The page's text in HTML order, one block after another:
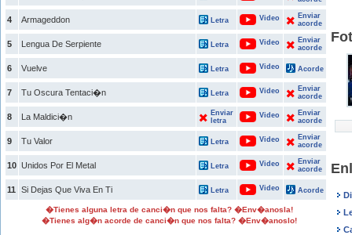
4 Armageddon Letra Video
Enviar
acorde
5 Lengua De Serpiente Letra Video
Enviar
acorde
6 Vuelve Letra Video Acorde
7 Tu Oscura Tentaci�n Letra Video
Enviar
acorde
8 La Maldici�n
Enviar
letra
Video
Enviar
acorde
9 Tu Valor Letra Video
Enviar
acorde
10 Unidos Por El Metal Letra Video
Enviar
acorde
11 Si Dejas Que Viva En Ti Letra Video Acorde
�Tienes alguna letra de canci�n que nos falta? �Env�anosla!
�Tienes alg�n acorde de canci�n que nos falta? �Env�anoslo!